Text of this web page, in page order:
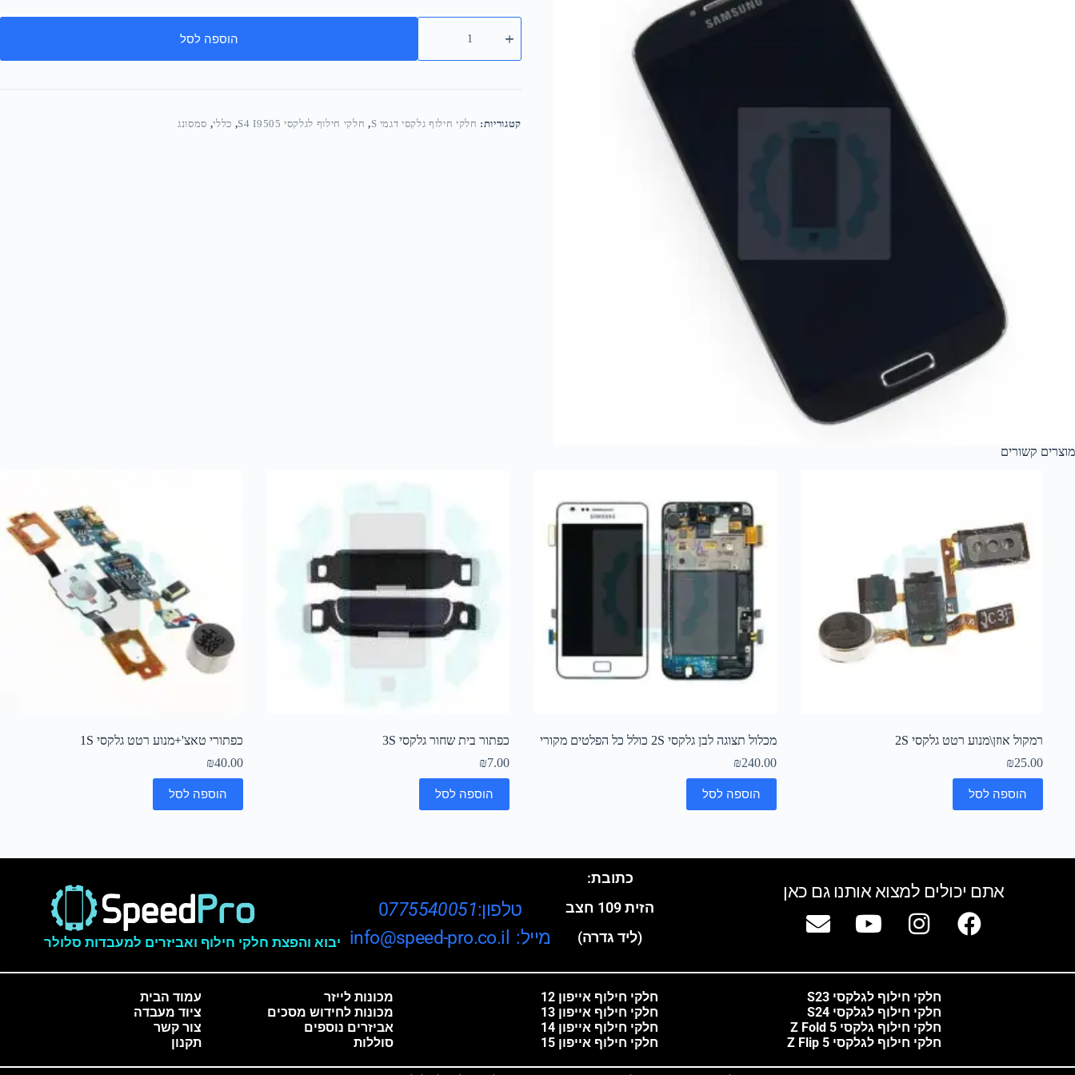
הוספה לסל
קטגוריות: חלקי חילוף גלקסי דגמי S , חלקי חילוף לגלקסי S4 I9505 , כללי, סמסונג
מוצרים קשורים
רמקול אוזן\מנוע רטט גלקסי 2S
₪25.00
הוספה לסל
מכלול תצוגה לבן גלקסי 2S כולל כל הפלטים מקורי
₪240.00
הוספה לסל
כפתור בית שחור גלקסי 3S
₪7.00
הוספה לסל
כפתורי טאצ'+מנוע רטט גלקסי 1S
₪40.00
הוספה לסל
אתם יכולים למצוא אותנו גם כאן
יבוא והפצת חלקי חילוף ואביזרים למעבדות סלולר
טלפון:0775540051
מייל: info@speed-pro.co.il
כתובת:
הזית 109 חצב
(ליד גדרה)
עמוד הבית
ציוד מעבדה
צור קשר
תקנון
מכונות לייזר
מכונות לחידוש מסכים
אביזרים נוספים
סוללות
חלקי חילוף אייפון 12
חלקי חילוף אייפון 13
חלקי חילוף אייפון 14
חלקי חילוף אייפון 15
חלקי חילוף לגלקסי S23
חלקי חילוף לגלקסי S24
חלקי חילוף גלקסי Z Fold 5
חלקי חילוף לגלקסי Z Flip 5